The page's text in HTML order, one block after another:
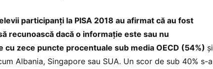
participanți la PISA 2018 au afirmat că au fost
recunoască dacă o informație este sau nu
cu zece puncte procentuale sub media OECD (54%) și
Albania, Singapore sau SUA. Un scor de sub 40% s-a